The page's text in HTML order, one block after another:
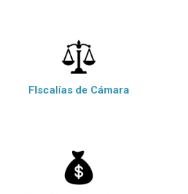
FIscalías de Cámara